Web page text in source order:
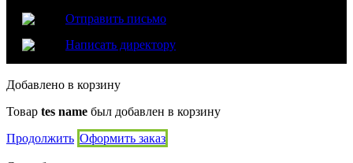
Отправить письмо
Написать директору
Добавлено в корзину
Товар tes name был добавлен в корзину
Продолжить Оформить заказ